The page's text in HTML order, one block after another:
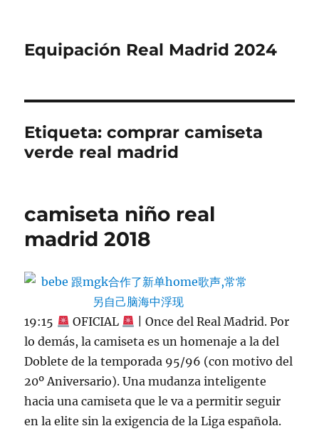
Equipación Real Madrid 2024
Etiqueta:comprar camiseta
verde real madrid
camiseta niño real
madrid 2018
19:15 OFICIAL
| Once del Real Madrid. Por
lo demás, la camiseta es un homenaje a la del
Doblete de la temporada 95/96 (con motivo del
20º Aniversario). Una mudanza inteligente
hacia una camiseta que le va a permitir seguir
en la elite sin la exigencia de la Liga española.